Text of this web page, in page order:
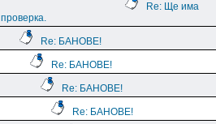
Re: Ще има
проверка.
Re: БАНОВЕ!
Re: БАНОВЕ!
Re: БАНОВЕ!
Re: БАНОВЕ!